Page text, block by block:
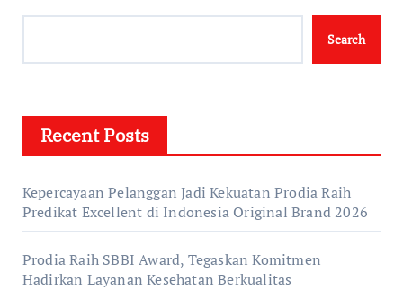
Search
Recent Posts
Kepercayaan Pelanggan Jadi Kekuatan Prodia Raih
Predikat Excellent di Indonesia Original Brand 2026
Prodia Raih SBBI Award, Tegaskan Komitmen
Hadirkan Layanan Kesehatan Berkualitas